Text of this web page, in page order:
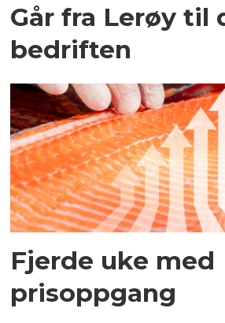
Går fra Lerøy til
bedriften
Fjerde uke med
prisoppgang